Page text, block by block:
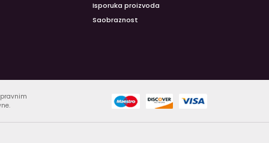
Isporuka proizvoda
Saobraznost